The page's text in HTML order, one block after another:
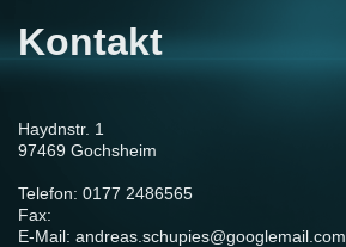
Kontakt
Haydnstr. 1
97469 Gochsheim
Telefon: 0177 2486565
Fax:
E-Mail: andreas.schupies@googlemail.com